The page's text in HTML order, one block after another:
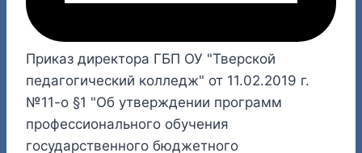
Приказ директора ГБП ОУ "Тверской
педагогический колледж" от 11.02.2019 г.
№11-о §1 "Об утверждении программ
профессионального обучения
государственного бюджетного